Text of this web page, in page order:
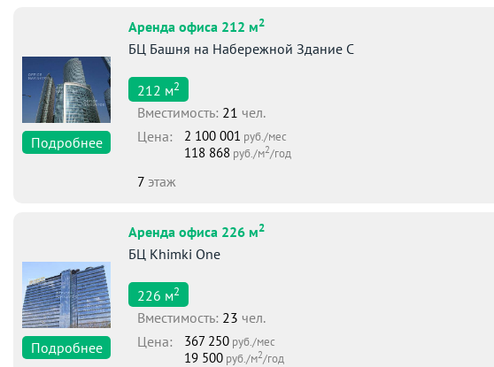
Подробнее
Аренда офиса 212 м2
БЦ Башня на Набережной Здание С
212 м2
Вместимоcть: 21 чел.
Цена:
2 100 001 руб./мес
118 868 руб./м2/год
7 этаж
Подробнее
Аренда офиса 226 м2
БЦ Khimki One
226 м2
Вместимоcть: 23 чел.
Цена:
367 250 руб./мес
19 500 руб./м2/год